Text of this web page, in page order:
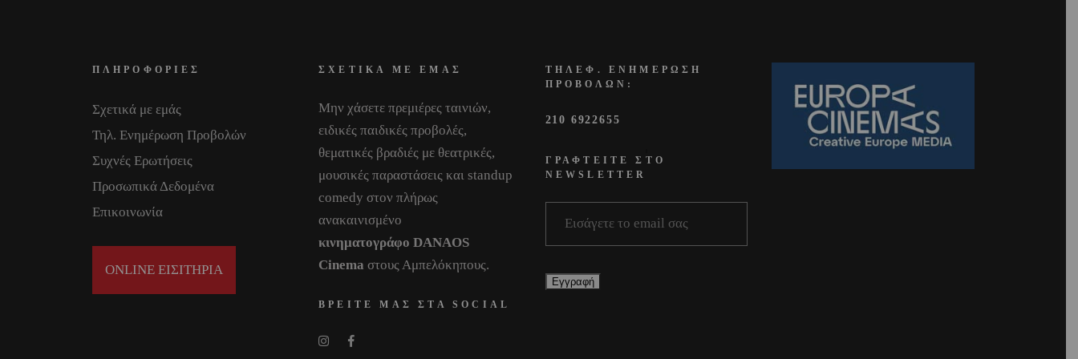
ΠΛΗΡΟΦΟΡΙΕΣ
Σχετικά με εμάς
Τηλ. Ενημέρωση Προβολών
Συχνές Ερωτήσεις
Προσωπικά Δεδομένα
Επικοινωνία
ONLINE ΕΙΣΙΤΗΡΙΑ
ΣΧΕΤΙΚΑ ΜΕ ΕΜΑΣ
Μην χάσετε πρεμιέρες ταινιών,
ειδικές παιδικές προβολές,
θεματικές βραδιές με θεατρικές,
μουσικές παραστάσεις και standup
comedy στον πλήρως
ανακαινισμένο
κινηματογράφο DANAOS
Cinema στους Αμπελόκηπους.
ΒΡΕΙΤΕ ΜΑΣ ΣΤΑ SOCIAL
ΤΗΛΕΦ. ΕΝΗΜΕΡΩΣΗ
ΠΡΟΒΟΛΩΝ:
210 6922655
ΓΡΑΦΤΕΙΤΕ ΣΤΟ
NEWSLETTER